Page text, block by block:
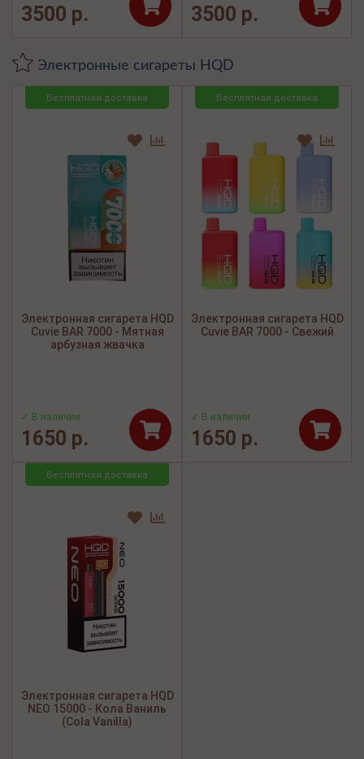
3500 р. 3500 р.
Электронные сигареты HQD
Бесплатная доставка
Электронная сигарета HQD
Cuvie BAR 7000 - Мятная
арбузная жвачка
✓ В наличии
1650 р.
Бесплатная доставка
Электронная сигарета HQD
Cuvie BAR 7000 - Свежий
✓ В наличии
1650 р.
Бесплатная доставка
Электронная сигарета HQD
NEO 15000 - Кола Ваниль
(Cola Vanilla)